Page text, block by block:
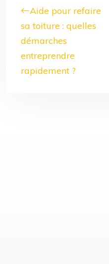
Aide pour refaire
sa toiture : quelles
démarches
entreprendre
rapidement ?